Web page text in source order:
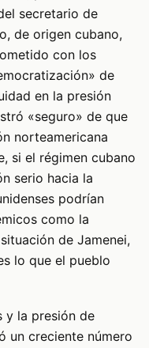
secretario de
de origen cubano,
con los
de
en la presión
«seguro» de que
norteamericana
si el régimen cubano
serio hacia la
podrían
como la
de Jamenei,
lo que el pueblo
y la presión de
un creciente número